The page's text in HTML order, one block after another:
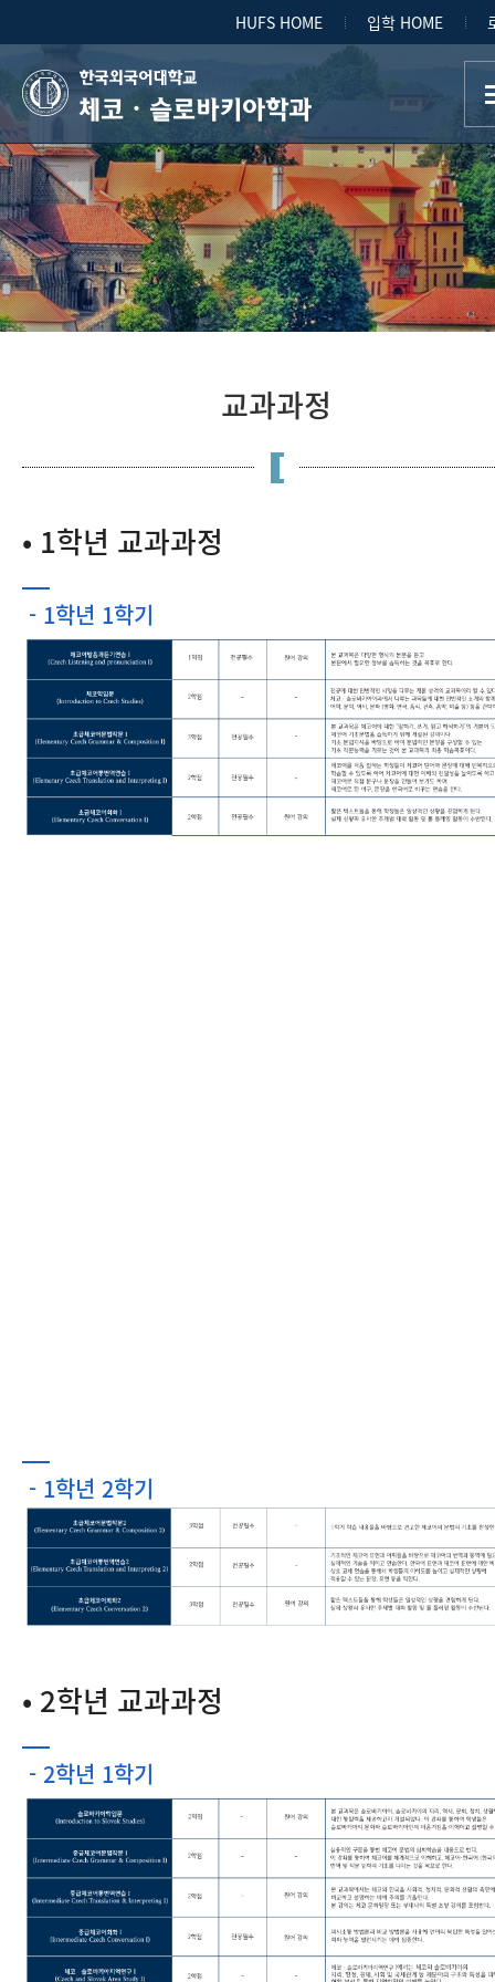
HUFS HOME 입학 HOME
체코ㆍ슬로바키아학과
교과과정
• 1학년 교과과정
- 1학년 1학기
- 1학년 2학기
• 2학년 교과과정
- 2학년 1학기